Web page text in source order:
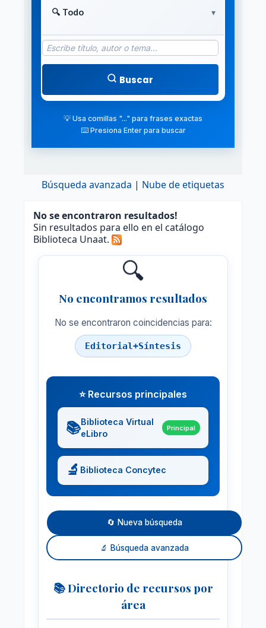
Buscar
💡 Usa comillas "..." para frases exactas
⌨️ Presiona Enter para buscar
Búsqueda avanzada Nube de etiquetas
No se encontraron resultados!
Sin resultados para ello en el catálogo
Biblioteca Unaat.
🔍
No encontramos resultados
No se encontraron coincidencias para:
Editorial+Síntesis
⭐ Recursos principales
📚Biblioteca Virtual
eLibro
Principal
🔬 Biblioteca Concytec
🔄 Nueva búsqueda
🔬 Búsqueda avanzada
📚 Directorio de recursos por
área